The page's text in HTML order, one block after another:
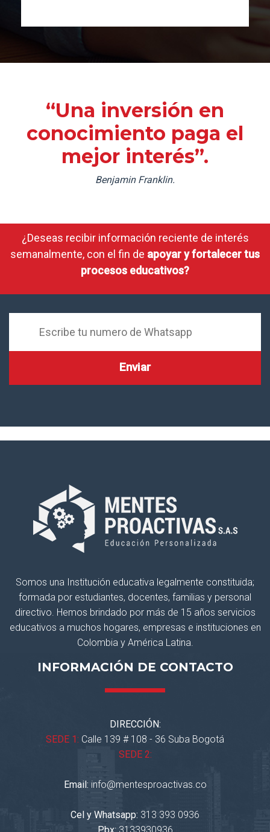
“Una inversión en
conocimiento paga el
mejor interés”.
Benjamin Franklin.
¿Deseas recibir información reciente de interés
semanalmente, con el fin de apoyar y fortalecer tus
procesos educativos?
Somos una Institución educativa legalmente constituida;
formada por estudiantes, docentes, familias y personal
directivo. Hemos brindado por más de 15 años servicios
educativos a muchos hogares, empresas e instituciones en
Colombia y América Latina.
INFORMACIÓN DE CONTACTO
DIRECCIÓN:
SEDE 1: Calle 139 # 108 - 36 Suba Bogotá
SEDE 2:
Email: info@mentesproactivas.co
Cel y Whatsapp: 313 393 0936